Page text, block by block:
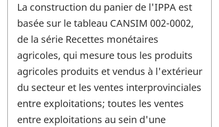
La construction du panier de l'IPPA est
basée sur le tableau CANSIM 002-0002,
de la série Recettes monétaires
agricoles, qui mesure tous les produits
agricoles produits et vendus à l'extérieur
du secteur et les ventes interprovinciales
entre exploitations; toutes les ventes
entre exploitations au sein d'une